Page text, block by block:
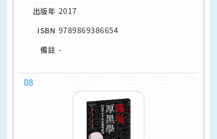
出版年 2017
ISBN 9789869386654
備註 -
08